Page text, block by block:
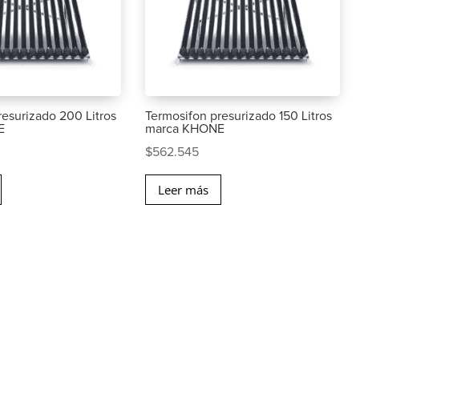
200 Litros
Termosifon presurizado 150 Litros
marca KHONE
$562.545
Leer más